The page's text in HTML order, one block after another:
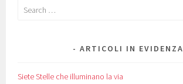
Search
ARTICOLI IN EVIDENZA
Siete Stelle che illuminano la via